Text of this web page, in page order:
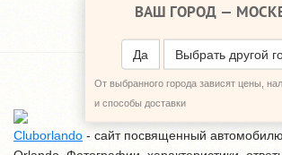
ВАШ ГОРОД —
Да Выбрать другой
От выбранного города зависят цены,
и способы доставки
Партнеры
Cluborlando - cайт посвященный